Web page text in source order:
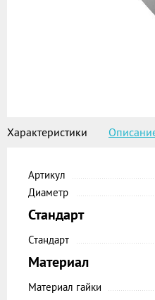
Характеристики
Артикул
Диаметр
Стандарт
Стандарт
Материал
Материал гайки